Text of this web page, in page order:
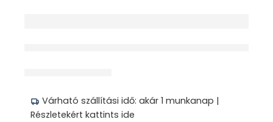
Várható szállítási idő: akár 1 munkanap |
Részletekért kattints ide